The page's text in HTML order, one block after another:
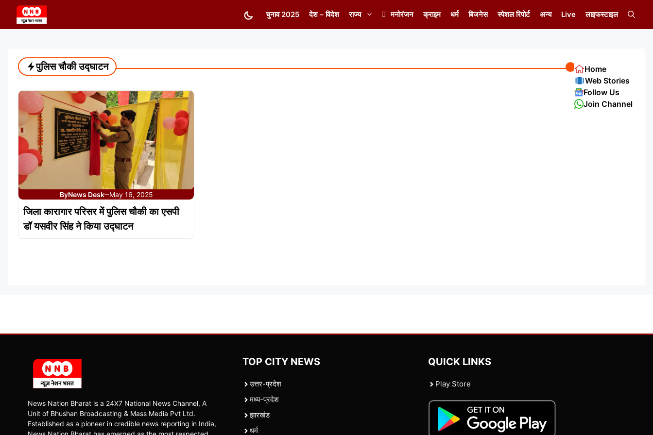
content
चुनाव 2025 देश – विदेश राज्य मनोरंजन क्राइम धर्म बिजनेस स्पेशल रिपोर्ट अन्य Live लाइफस्टाइल
पुलिस चौकी उद्घाटन
ByNews Desk—May 16, 2025
जिला कारागार परिसर में पुलिस चौकी का एसपी
डॉ यसवीर सिंह ने किया उद्घाटन
Home
Web Stories
Follow Us
Join Channel
News Nation Bharat is a 24X7 National News Channel, A
Unit of Bhushan Broadcasting & Mass Media Pvt Ltd.
Established as a pioneer in credible news reporting in India,
TOP CITY NEWS
उत्तर-प्रदेश
मध्य-प्रदेश
झारखंड
धर्म
QUICK LINKS
Play Store